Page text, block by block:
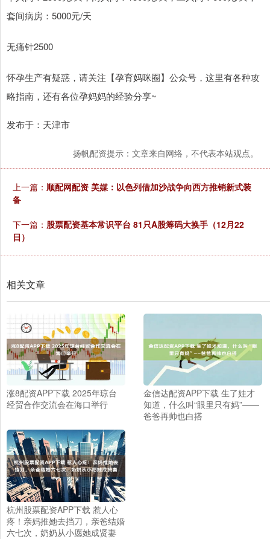
套间病房：5000元/天
无痛针2500
怀孕生产有疑惑，请关注【孕育妈咪圈】公众号，这里有各种攻
略指南，还有各位孕妈妈的经验分享~
发布于：天津市
扬帆配资提示：文章来自网络，不代表本站观点。
上一篇： 顺配网配资 美媒：以色列借加沙战争向西方推销新式装
备
下一篇： 股票配资基本常识平台 81只A股筹码大换手（12月22
日）
相关文章
涨8配资APP下载 2025年琼台
经贸合作交流会在海口举行
金信达配资APP下载 生了娃才
知道，什么叫“眼里只有妈”——
爸爸再帅也白搭
杭州股票配资APP下载 惹人心
疼！亲妈推她去挡刀，亲爸结婚
六七次，奶奶从小愿她成贤妻